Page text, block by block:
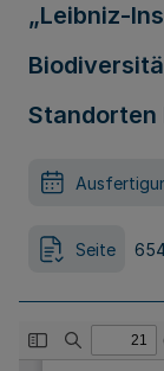
„Leibniz-
Standorten
Seite 654